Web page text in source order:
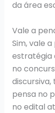
da área
Vale a
Sim, vale
estratégia
no
pensa no
no edital